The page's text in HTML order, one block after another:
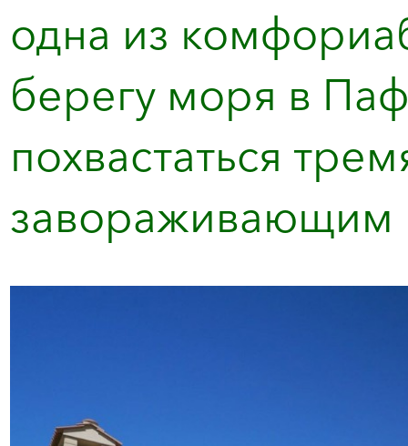
одна из
берегу моря в
похвастаться
завораживающим